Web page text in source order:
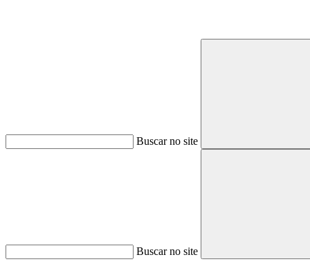
Buscar no site
Buscar no site